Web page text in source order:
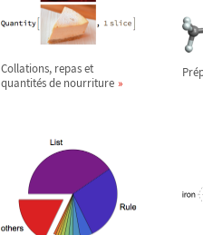
Collations, repas et
quantités de nourriture